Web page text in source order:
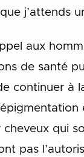
j’attends
aux
de santé
continuer à
qui
pas